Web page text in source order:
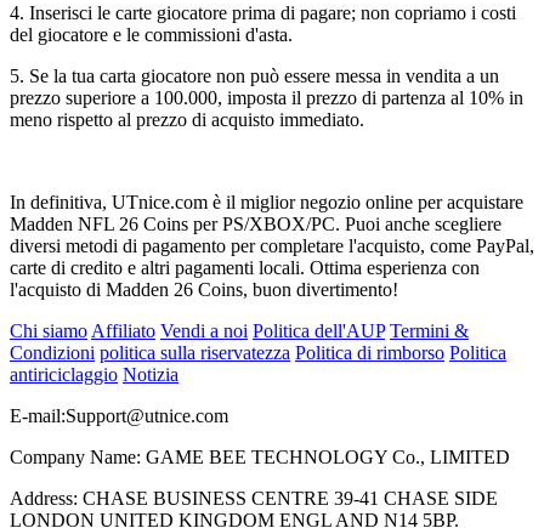
4. Inserisci le carte giocatore prima di pagare; non copriamo i costi
del giocatore e le commissioni d'asta.
5. Se la tua carta giocatore non può essere messa in vendita a un
prezzo superiore a 100.000, imposta il prezzo di partenza al 10% in
meno rispetto al prezzo di acquisto immediato.
In definitiva, UTnice.com è il miglior negozio online per acquistare
Madden NFL 26 Coins per PS/XBOX/PC. Puoi anche scegliere
diversi metodi di pagamento per completare l'acquisto, come PayPal,
carte di credito e altri pagamenti locali. Ottima esperienza con
l'acquisto di Madden 26 Coins, buon divertimento!
Chi siamo Affiliato Vendi a noi Politica dell'AUP Termini &
Condizioni politica sulla riservatezza Politica di rimborso Politica
antiriciclaggio Notizia
E-mail:Support@utnice.com
Company Name: GAME BEE TECHNOLOGY Co., LIMITED
Address: CHASE BUSINESS CENTRE 39-41 CHASE SIDE
LONDON UNITED KINGDOM ENGL AND N14 5BP.